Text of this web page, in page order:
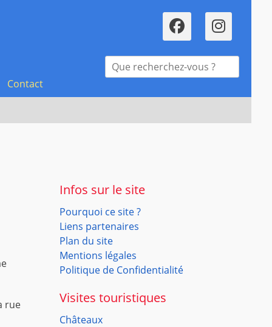
Recherche
pour :
Contact
rue
Infos sur le site
Pourquoi ce site ?
Liens partenaires
Plan du site
Mentions légales
Politique de Confidentialité
Visites touristiques
Châteaux